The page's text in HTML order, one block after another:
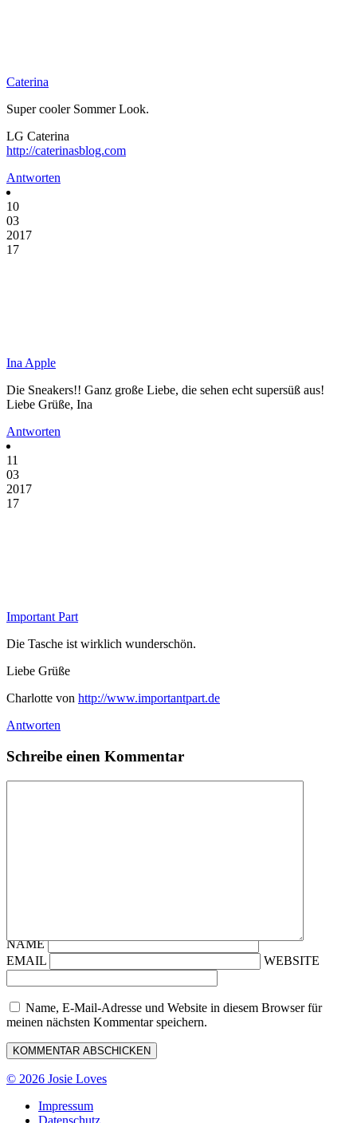
Caterina
Super cooler Sommer Look.
LG Caterina
http://caterinasblog.com
Antworten
10
03
2017
17
Ina Apple
Die Sneakers!! Ganz große Liebe, die sehen echt supersüß aus!
Liebe Grüße, Ina
Antworten
11
03
2017
17
Important Part
Die Tasche ist wirklich wunderschön.
Liebe Grüße
Charlotte von http://www.importantpart.de
Antworten
Schreibe einen Kommentar
NAME
EMAIL
WEBSITE
Name, E-Mail-Adresse und Website in diesem Browser für
meinen nächsten Kommentar speichern.
© 2026 Josie Loves
Impressum
Datenschutz